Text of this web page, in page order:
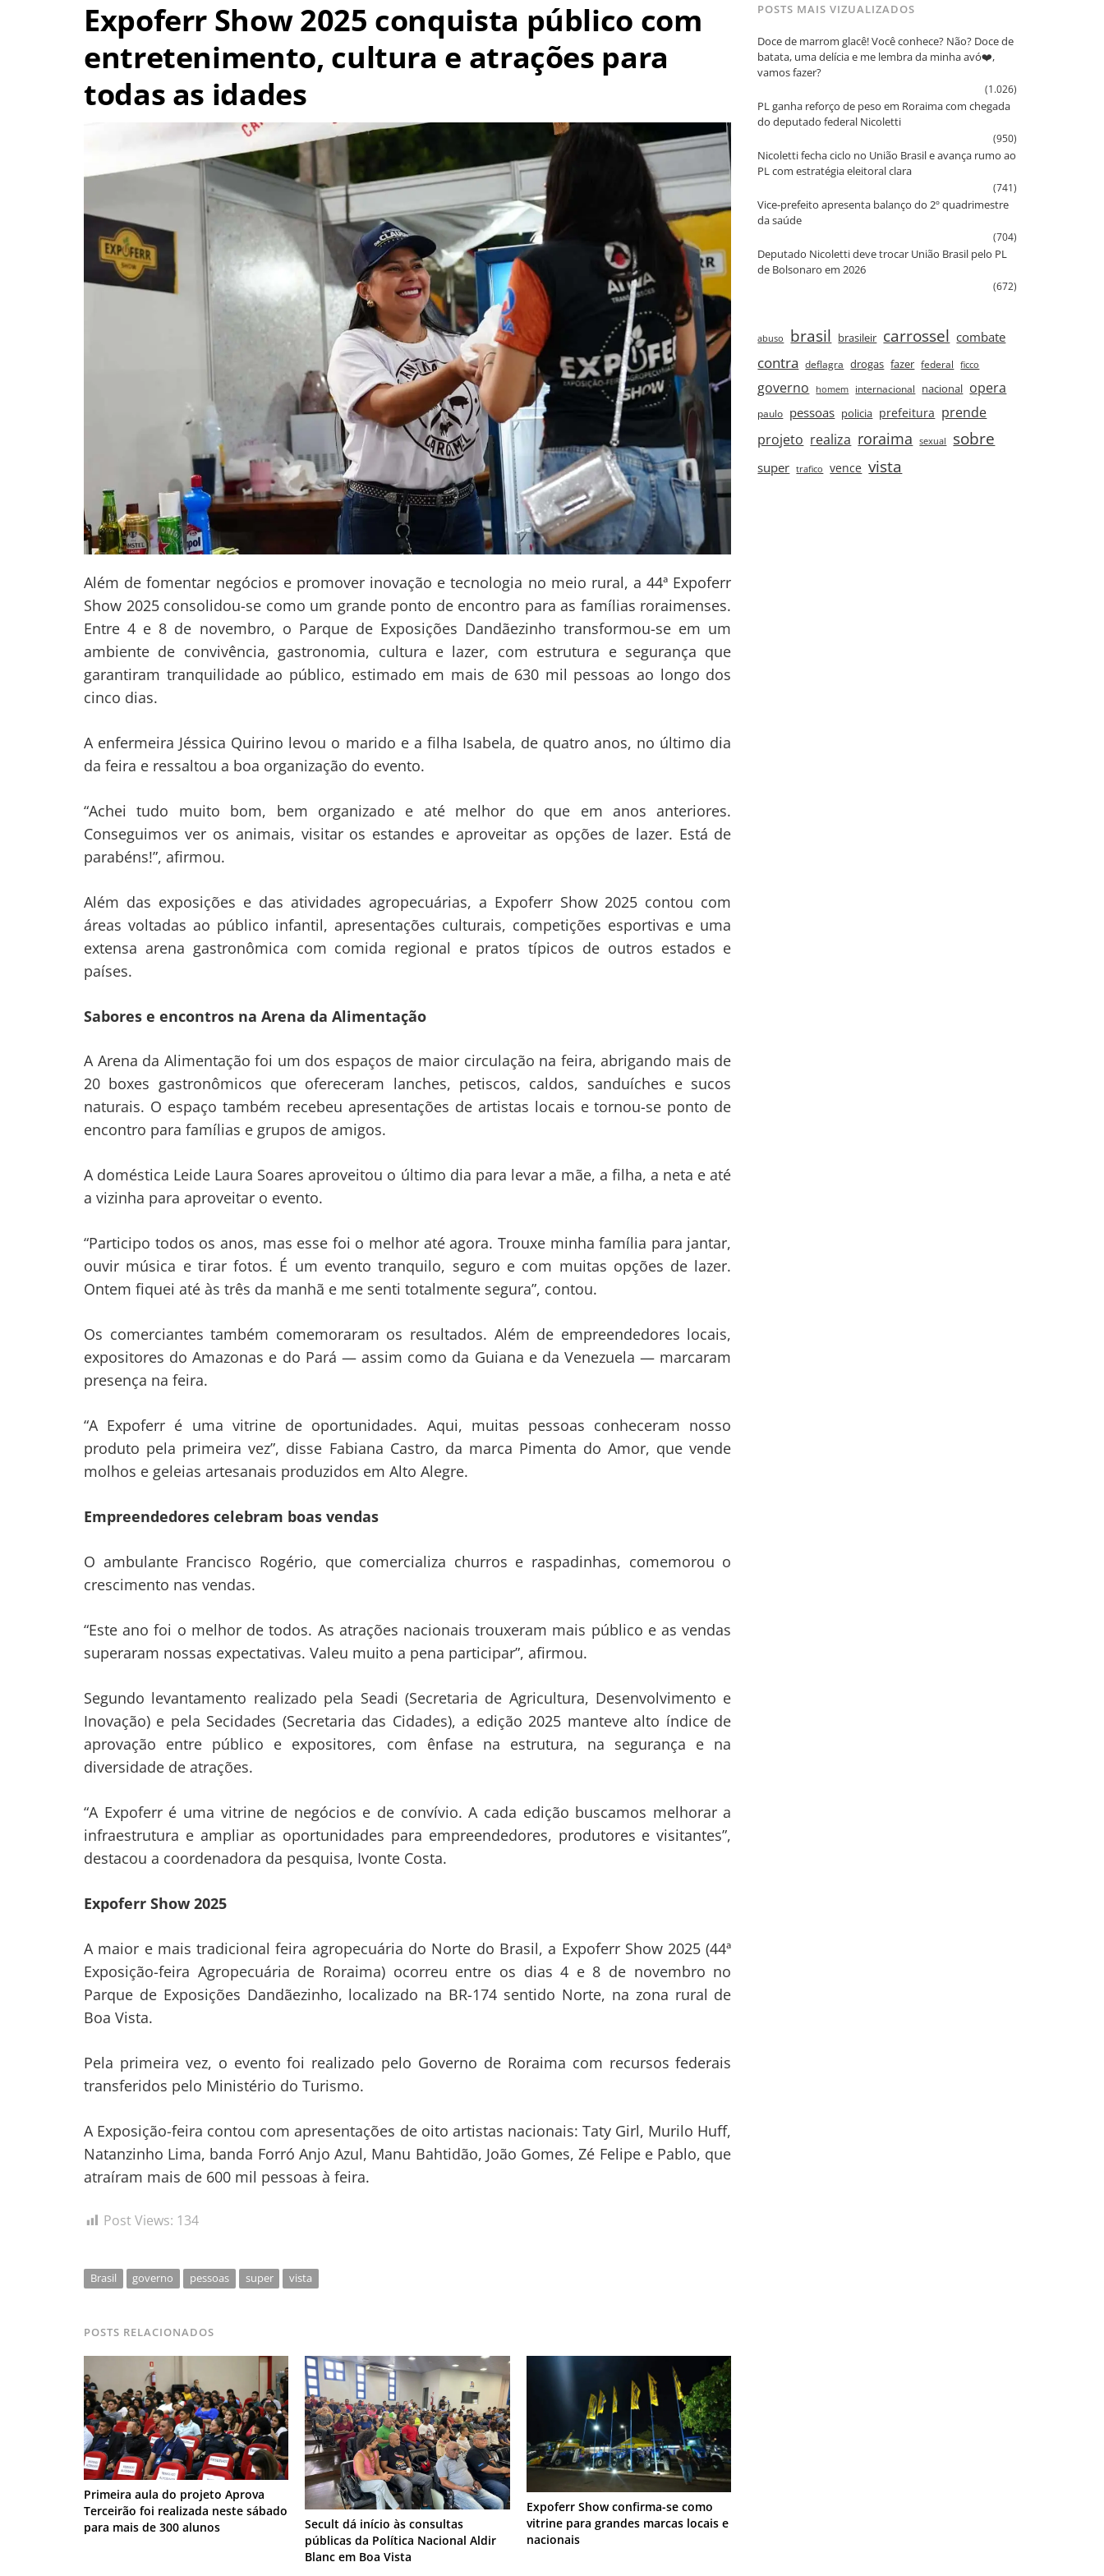
Expoferr Show 2025 conquista público com
entretenimento, cultura e atrações para
todas as idades
Além de fomentar negócios e promover inovação e tecnologia no meio rural, a 44ª Expoferr
Show 2025 consolidou-se como um grande ponto de encontro para as famílias roraimenses.
Entre 4 e 8 de novembro, o Parque de Exposições Dandãezinho transformou-se em um
ambiente de convivência, gastronomia, cultura e lazer, com estrutura e segurança que
garantiram tranquilidade ao público, estimado em mais de 630 mil pessoas ao longo dos
cinco dias.
A enfermeira Jéssica Quirino levou o marido e a filha Isabela, de quatro anos, no último dia
da feira e ressaltou a boa organização do evento.
“Achei tudo muito bom, bem organizado e até melhor do que em anos anteriores.
Conseguimos ver os animais, visitar os estandes e aproveitar as opções de lazer. Está de
parabéns!”, afirmou.
Além das exposições e das atividades agropecuárias, a Expoferr Show 2025 contou com
áreas voltadas ao público infantil, apresentações culturais, competições esportivas e uma
extensa arena gastronômica com comida regional e pratos típicos de outros estados e
países.
Sabores e encontros na Arena da Alimentação
A Arena da Alimentação foi um dos espaços de maior circulação na feira, abrigando mais de
20 boxes gastronômicos que ofereceram lanches, petiscos, caldos, sanduíches e sucos
naturais. O espaço também recebeu apresentações de artistas locais e tornou-se ponto de
encontro para famílias e grupos de amigos.
A doméstica Leide Laura Soares aproveitou o último dia para levar a mãe, a filha, a neta e até
a vizinha para aproveitar o evento.
“Participo todos os anos, mas esse foi o melhor até agora. Trouxe minha família para jantar,
ouvir música e tirar fotos. É um evento tranquilo, seguro e com muitas opções de lazer.
Ontem fiquei até às três da manhã e me senti totalmente segura”, contou.
Os comerciantes também comemoraram os resultados. Além de empreendedores locais,
expositores do Amazonas e do Pará — assim como da Guiana e da Venezuela — marcaram
presença na feira.
“A Expoferr é uma vitrine de oportunidades. Aqui, muitas pessoas conheceram nosso
produto pela primeira vez”, disse Fabiana Castro, da marca Pimenta do Amor, que vende
molhos e geleias artesanais produzidos em Alto Alegre.
Empreendedores celebram boas vendas
O ambulante Francisco Rogério, que comercializa churros e raspadinhas, comemorou o
crescimento nas vendas.
“Este ano foi o melhor de todos. As atrações nacionais trouxeram mais público e as vendas
superaram nossas expectativas. Valeu muito a pena participar”, afirmou.
Segundo levantamento realizado pela Seadi (Secretaria de Agricultura, Desenvolvimento e
Inovação) e pela Secidades (Secretaria das Cidades), a edição 2025 manteve alto índice de
aprovação entre público e expositores, com ênfase na estrutura, na segurança e na
diversidade de atrações.
“A Expoferr é uma vitrine de negócios e de convívio. A cada edição buscamos melhorar a
infraestrutura e ampliar as oportunidades para empreendedores, produtores e visitantes”,
destacou a coordenadora da pesquisa, Ivonte Costa.
Expoferr Show 2025
A maior e mais tradicional feira agropecuária do Norte do Brasil, a Expoferr Show 2025 (44ª
Exposição-feira Agropecuária de Roraima) ocorreu entre os dias 4 e 8 de novembro no
Parque de Exposições Dandãezinho, localizado na BR-174 sentido Norte, na zona rural de
Boa Vista.
Pela primeira vez, o evento foi realizado pelo Governo de Roraima com recursos federais
transferidos pelo Ministério do Turismo.
A Exposição-feira contou com apresentações de oito artistas nacionais: Taty Girl, Murilo Huff,
Natanzinho Lima, banda Forró Anjo Azul, Manu Bahtidão, João Gomes, Zé Felipe e Pablo, que
atraíram mais de 600 mil pessoas à feira.
Post Views: 134
Brasil governo pessoas super vista
POSTS RELACIONADOS
Primeira aula do projeto Aprova
Terceirão foi realizada neste sábado
para mais de 300 alunos
Secult dá início às consultas
públicas da Política Nacional Aldir
Blanc em Boa Vista
Expoferr Show confirma-se como
vitrine para grandes marcas locais e
nacionais
Navegação
POSTS MAIS VIZUALIZADOS
Doce de marrom glacê! Você conhece? Não? Doce de
batata, uma delícia e me lembra da minha avó❤️,
vamos fazer?
(1.026)
PL ganha reforço de peso em Roraima com chegada
do deputado federal Nicoletti
(950)
Nicoletti fecha ciclo no União Brasil e avança rumo ao
PL com estratégia eleitoral clara
(741)
Vice‑prefeito apresenta balanço do 2º quadrimestre
da saúde
(704)
Deputado Nicoletti deve trocar União Brasil pelo PL
de Bolsonaro em 2026
(672)
abuso brasil brasileir carrossel combate
contra deflagra drogas fazer federal ficco
governo homem internacional nacional opera
paulo pessoas policia prefeitura prende
projeto realiza roraima sexual sobre
super trafico vence vista